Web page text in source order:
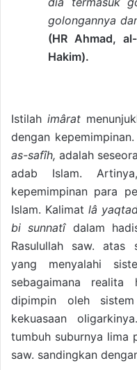
golongannya
(HR Ahmad,
Hakim).
Istilah imârat
dengan
as-safîh,adalah
adab Islam.
kepemimpinan para
Islam. Kalimat lâ
bi sunnatî dalam
Rasulullah saw. atas
yang menyalahi
sebagaimana
dipimpin oleh
kekuasaan
tumbuh suburnya lima
saw. sandingkan